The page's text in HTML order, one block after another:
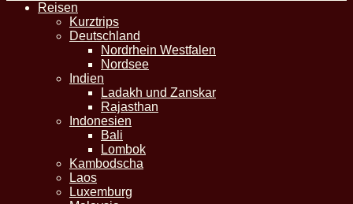
Reisen
Kurztrips
Deutschland
Nordrhein Westfalen
Nordsee
Indien
Ladakh und Zanskar
Rajasthan
Indonesien
Bali
Lombok
Kambodscha
Laos
Luxemburg